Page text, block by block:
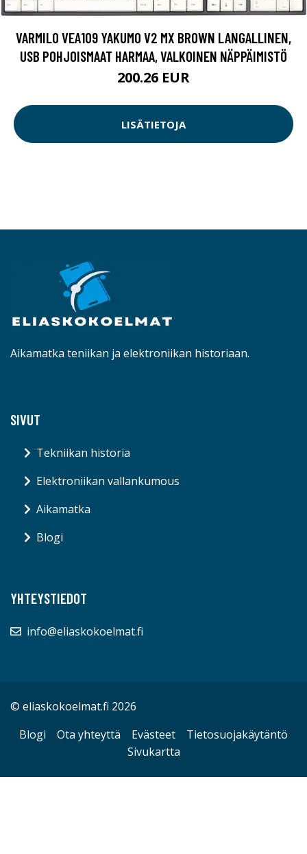
VARMILO VEA109 YAKUMO V2 MX BROWN LANGALLINEN,
USB POHJOISMAAT HARMAA, VALKOINEN NÄPPÄIMISTÖ
200.26 EUR
LISÄTIETOJA
Aikamatka teniikan ja elektroniikan historiaan.
SIVUT
Tekniikan historia
Elektroniikan vallankumous
Aikamatka
Blogi
YHTEYSTIEDOT
info@eliaskokoelmat.fi
© eliaskokoelmat.fi 2026
Blogi
Ota yhteyttä Evästeet
Tietosuojakäytäntö
Sivukartta